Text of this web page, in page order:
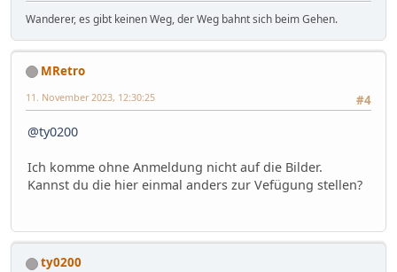
Wanderer, es gibt keinen Weg, der Weg bahnt sich beim Gehen.
MRetro
#4
11. November 2023, 12:30:25
@ty0200
Ich komme ohne Anmeldung nicht auf die Bilder.
Kannst du die hier einmal anders zur Vefügung stellen?
ty0200